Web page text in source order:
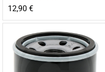
12,90 €